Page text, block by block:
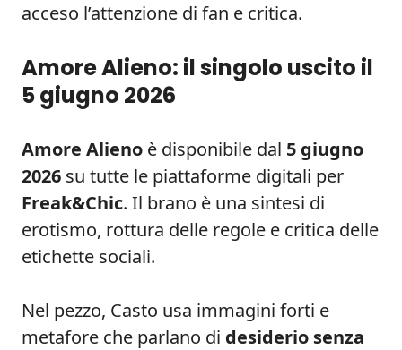
acceso l’attenzione di fan e critica.
Amore Alieno: il singolo uscito il
5 giugno 2026
Amore Alieno è disponibile dal 5 giugno
2026 su tutte le piattaforme digitali per
Freak&Chic. Il brano è una sintesi di
erotismo, rottura delle regole e critica delle
etichette sociali.
Nel pezzo, Casto usa immagini forti e
metafore che parlano di desiderio senza